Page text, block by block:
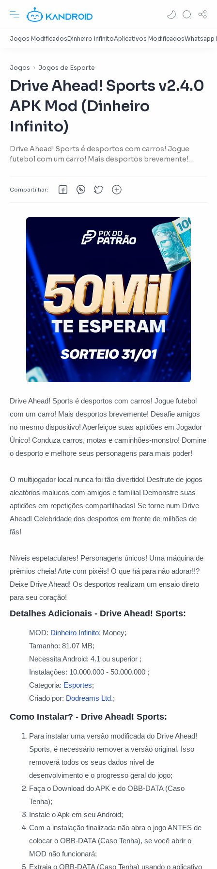
Jogos Jogos de Esporte
Drive Ahead! Sports v2.4.0
APK Mod (Dinheiro
Infinito)
Drive Ahead! Sports é desportos com carros! Jogue
futebol com um carro! Mais desportos brevemente!
caminhões-monstro! Domine o desporto e melhore
Drive Ahead! Sports é desportos com carros! Jogue futebol
com um carro! Mais desportos brevemente! Desafie amigos
no mesmo dispositivo! Aperfeiçoe suas aptidões em Jogador
Único! Conduza carros, motas e caminhões-monstro! Domine
o desporto e melhore seus personagens para mais poder!
O multijogador local nunca foi tão divertido! Desfrute de jogos
aleatórios malucos com amigos e família! Demonstre suas
aptidões em repetições compartilhadas! Se torne num Drive
Ahead! Celebridade dos desportos em frente de milhões de
fãs!
Níveis espetaculares! Personagens únicos! Uma máquina de
prêmios cheia! Arte com pixéis! O que há para não adorar!!?
Deixe Drive Ahead! Os desportos realizam um ensaio direto
para seu coração!
Detalhes Adicionais - Drive Ahead! Sports:
MOD: Dinheiro Infinito; Money;
Tamanho: 81.07 MB;
Necessita Android: 4.1 ou superior ;
Instalações: 10.000.000 - 50.000.000 ;
Categoria: Esportes;
Criado por: Dodreams Ltd.;
Como Instalar? - Drive Ahead! Sports:
Para instalar uma versão modificada do Drive Ahead!
Sports, é necessário remover a versão original. Isso
removerá todos os seus dados nível de
desenvolvimento e o progresso geral do jogo;
Faça o Download do APK e do OBB-DATA (Caso
Tenha);
Instale o Apk em seu Android;
Com a instalação finalizada não abra o jogo ANTES de
colocar o OBB-DATA (Caso Tenha), se você abrir o
MOD não funcionará;
Extraia o OBB-DATA (Caso Tenha) usando o aplicativo